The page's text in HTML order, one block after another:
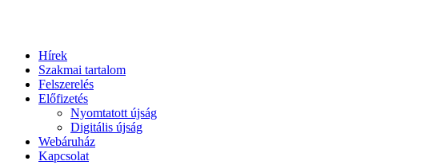
Hírek
Szakmai tartalom
Felszerelés
Előfizetés
Nyomtatott újság
Digitális újság
Webáruház
Kapcsolat